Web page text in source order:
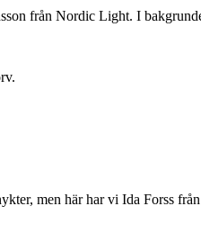
från Nordic Light. I
men här har vi Ida Forss